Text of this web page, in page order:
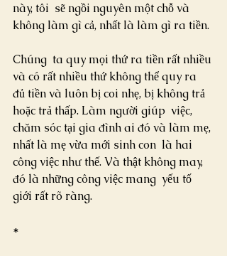
này, tôi  sẽ ngồi nguyên một chỗ và
không làm gì cả, nhất là làm gì ra tiền.
Chúng  ta quy mọi thứ ra tiền rất nhiều
và có rất nhiều thứ không thể quy ra
đủ tiền và luôn bị coi nhẹ, bị không trả
hoặc trả thấp. Làm người giúp  việc,
chăm sóc tại gia đình ai đó và làm mẹ,
nhất là mẹ vừa mới sinh con  là hai
công việc như thế. Và thật không may,
đó là những công việc mang  yếu tố
giới rất rõ ràng.
*